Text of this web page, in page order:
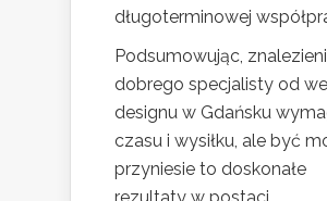
długoterminowej
Podsumowując,
dobrego specjalisty od
designu w Gdańsku
czasu i wysiłku, ale być
przyniesie to doskonałe
rezultaty w postaci